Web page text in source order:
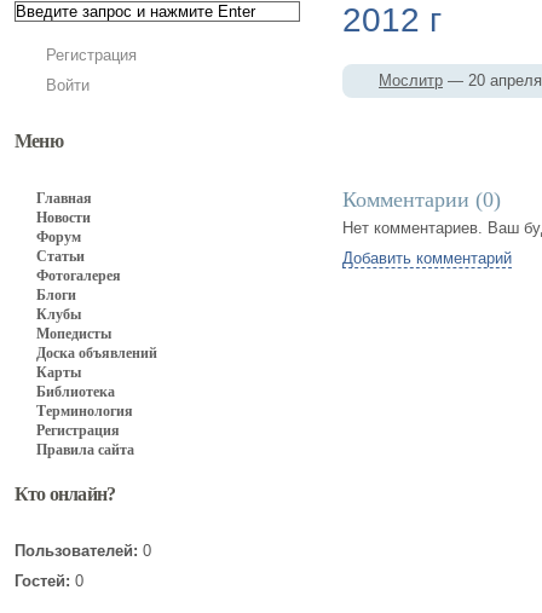
Регистрация
Войти
Меню
Главная
Новости
Форум
Статьи
Фотогалерея
Блоги
Клубы
Мопедисты
Доска объявлений
Карты
Библиотека
Терминология
Регистрация
Правила сайта
Кто онлайн?
Пользователей: 0
Гостей: 0
2012 г
Мослитр — 20
Комментарии (0)
Нет комментариев. Ваш
Добавить комментарий